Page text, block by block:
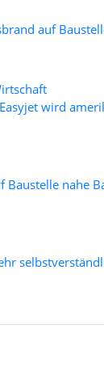
auf
wird
Baustelle nahe